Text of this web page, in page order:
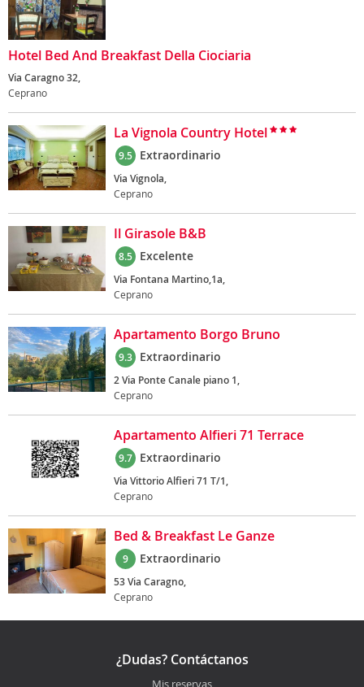
Hotel Bed And Breakfast Della Ciociaria
Via Caragno 32,
Ceprano
La Vignola Country Hotel
9.5 Extraordinario
Via Vignola,
Ceprano
Il Girasole B&B
8.5 Excelente
Via Fontana Martino,1a,
Ceprano
Apartamento Borgo Bruno
9.3 Extraordinario
2 Via Ponte Canale piano 1,
Ceprano
Apartamento Alfieri 71 Terrace
9.7 Extraordinario
Via Vittorio Alfieri 71 T/1,
Ceprano
Bed & Breakfast Le Ganze
9 Extraordinario
53 Via Caragno,
Ceprano
¿Dudas? Contáctanos
Mis reservas